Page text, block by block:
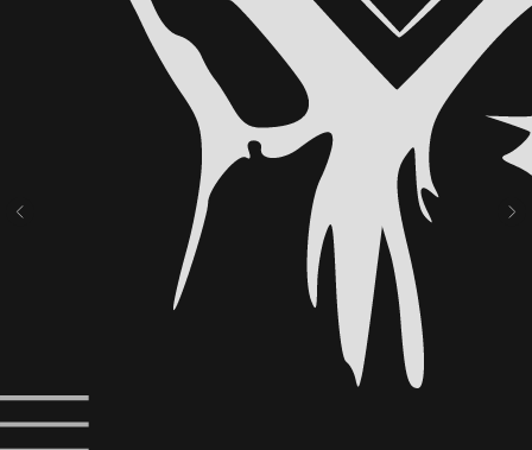
ВОЗМОЖНА ОПЛАТА ЧАСТЯМИ ЧЕРЕЗ
СЕРВИС «ДОЛЯМИ» ОТ Т-БАНКА